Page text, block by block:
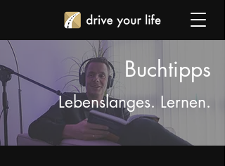
Buchtipps
Lebenslanges. Lernen.